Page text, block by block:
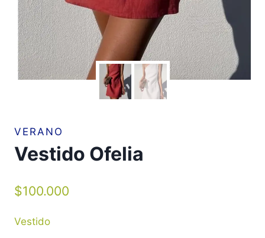
VERANO
Vestido Ofelia
$100.000
Vestido